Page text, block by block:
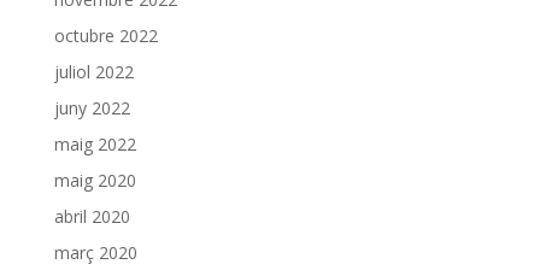
octubre 2022
juliol 2022
juny 2022
maig 2022
maig 2020
abril 2020
març 2020